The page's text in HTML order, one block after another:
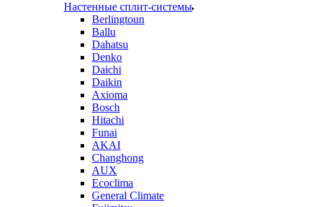
Настенные сплит-системы
Berlingtoun
Ballu
Dahatsu
Denko
Daichi
Daikin
Axioma
Bosch
Hitachi
Funai
AKAI
Changhong
AUX
Ecoclima
General Climate